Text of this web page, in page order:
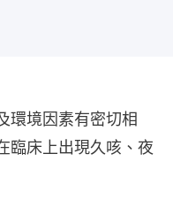
環境因素有密切相
臨床上出現久咳、夜